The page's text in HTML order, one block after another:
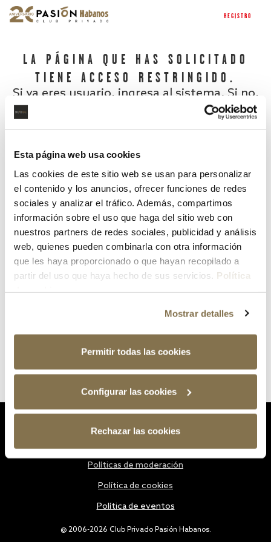
Esta página web usa cookies
Las cookies de este sitio web se usan para personalizar
el contenido y los anuncios, ofrecer funciones de redes
sociales y analizar el tráfico. Además, compartimos
información sobre el uso que haga del sitio web con
nuestros partners de redes sociales, publicidad y análisis
web, quienes pueden combinarla con otra información
que les haya proporcionado o que hayan recopilado a
partir del uso que haya hecho de sus servicios. Política
Mostrar detalles
Permitir todas las cookies
Configurar las cookies
Rechazar las cookies
REGISTRO
LA PÁGINA QUE HAS SOLICITADO
TIENE ACCESO RESTRINGIDO.
Si ya eres usuario, ingresa al sistema. Si no,
¿Has olvidado tu contraseña?
@ 2006-2026 Club Privado Pasión Habanos.
Políticas de moderación
Política de cookies
Política de eventos